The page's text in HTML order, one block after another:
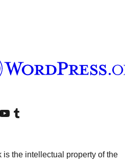
account
TikTok налог
Visit our YouTube channel
Посетите наш Tumblr налог
the intellectual property of the